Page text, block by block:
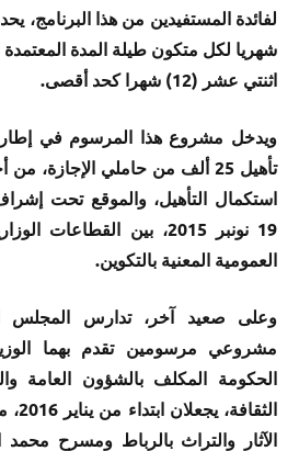
لفائدة المستفيدين من هذا البرنامج،
شهريا لكل متكون طيلة المدة
اثنتي عشر (12) شهرا كحد أقصى.
ويدخل مشروع هذا المرسوم في إطار
تأهيل 25 ألف من حاملي
استكمال التأهيل، والموقع تحت
19 نونبر 2015، بين
العمومية المعنية بالتكوين.
وعلى صعيد آخر، تدارس المجلس
مشروعي مرسومين تقدم بهما
الحكومة المكلف بالشؤون العامة
الآثار والتراث بالرباط ومسرح محمد